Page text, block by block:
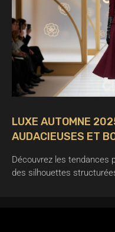
LUXE AUTOMNE
AUDACIEUSES ET
Découvrez les tendances
des silhouettes